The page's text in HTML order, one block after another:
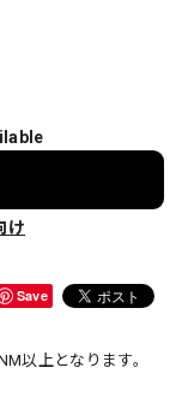
け
Save
以上となります。